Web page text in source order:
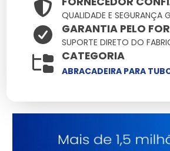
Especificações
Atributo
QUALIDADE E SEGURANÇA
GARANTIA PELO
SUPORTE DIRETO DO
CATEGORIA
ABRACADEIRA PARA